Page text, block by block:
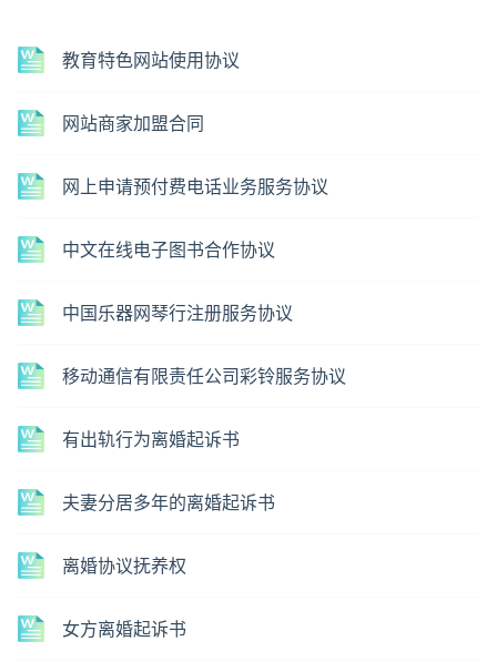
教育特色网站使用协议
网站商家加盟合同
网上申请预付费电话业务服务协议
中文在线电子图书合作协议
中国乐器网琴行注册服务协议
移动通信有限责任公司彩铃服务协议
有出轨行为离婚起诉书
夫妻分居多年的离婚起诉书
离婚协议抚养权
女方离婚起诉书